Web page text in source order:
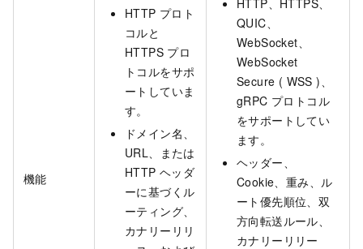
機能
HTTP プロト
コルと
HTTPS プロ
トコルをサポ
ートしていま
す。
ドメイン名、
URL、または
HTTP ヘッダ
ーに基づくル
ーティング、
カナリーリリ
QUIC、
WebSocket、
WebSocket
Secure ( WSS )、
gRPC プロトコル
をサポートしてい
ます。
ヘッダー、
Cookie、重み、ル
ート優先順位、双
方向転送ルール、
カナリーリリー